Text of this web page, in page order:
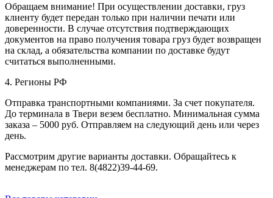
Обращаем внимание! При осуществлении доставки, груз
клиенту будет передан только при наличии печати или
доверенности. В случае отсутствия подтверждающих
документов на право получения товара груз будет возвращен
на склад, а обязательства компании по доставке будут
считаться выполненными.
4. Регионы РФ
Отправка транспортными компаниями. За счет покупателя.
До терминала в Твери везем бесплатно. Минимальная сумма
заказа – 5000 руб. Отправляем на следующий день или через
день.
Рассмотрим другие варианты доставки. Обращайтесь к
менеджерам по тел. 8(4822)39-44-69.